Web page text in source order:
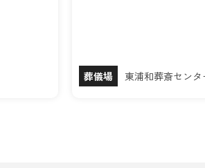
葬儀場 東浦和葬斎センタ